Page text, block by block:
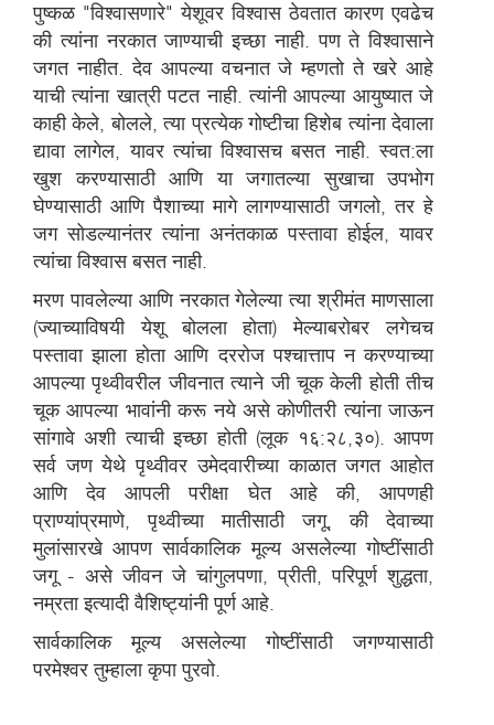
पुष्कळ "विश्वासणारे" येशूवर विश्वास ठेवतात कारण एवढेच
की त्यांना नरकात जाण्याची इच्छा नाही. पण ते विश्वासाने
जगत नाहीत. देव आपल्या वचनात जे म्हणतो ते खरे आहे
याची त्यांना खात्री पटत नाही. त्यांनी आपल्या आयुष्यात जे
काही केले, बोलले, त्या प्रत्येक गोष्टीचा हिशेब त्यांना देवाला
द्यावा लागेल, यावर त्यांचा विश्वासच बसत नाही. स्वत:ला
खुश करण्यासाठी आणि या जगातल्या सुखाचा उपभोग
घेण्यासाठी आणि पैशाच्या मागे लागण्यासाठी जगलो, तर हे
जग सोडल्यानंतर त्यांना अनंतकाळ पस्तावा होईल, यावर
त्यांचा विश्वास बसत नाही.
मरण पावलेल्या आणि नरकात गेलेल्या त्या श्रीमंत माणसाला
(ज्याच्याविषयी येशू बोलला होता) मेल्याबरोबर लगेचच
पस्तावा झाला होता आणि दररोज पश्चात्ताप न करण्याच्या
आपल्या पृथ्वीवरील जीवनात त्याने जी चूक केली होती तीच
चूक आपल्या भावांनी करू नये असे कोणीतरी त्यांना जाऊन
सांगावे अशी त्याची इच्छा होती (लूक १६:२८,३०). आपण
सर्व जण येथे पृथ्वीवर उमेदवारीच्या काळात जगत आहोत
आणि देव आपली परीक्षा घेत आहे की, आपणही
प्राण्यांप्रमाणे, पृथ्वीच्या मातीसाठी जगू, की देवाच्या
मुलांसारखे आपण सार्वकालिक मूल्य असलेल्या गोष्टींसाठी
जगू - असे जीवन जे चांगुलपणा, प्रीती, परिपूर्ण शुद्धता,
नम्रता इत्यादी वैशिष्ट्यांनी पूर्ण आहे.
सार्वकालिक मूल्य असलेल्या गोष्टींसाठी जगण्यासाठी
परमेश्वर तुम्हाला कृपा पुरवो.